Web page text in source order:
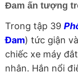
Đam ấn tượng
Trong tập 39
Đam) tức giận
chiếc xe máy
nhân. Hắn nổi